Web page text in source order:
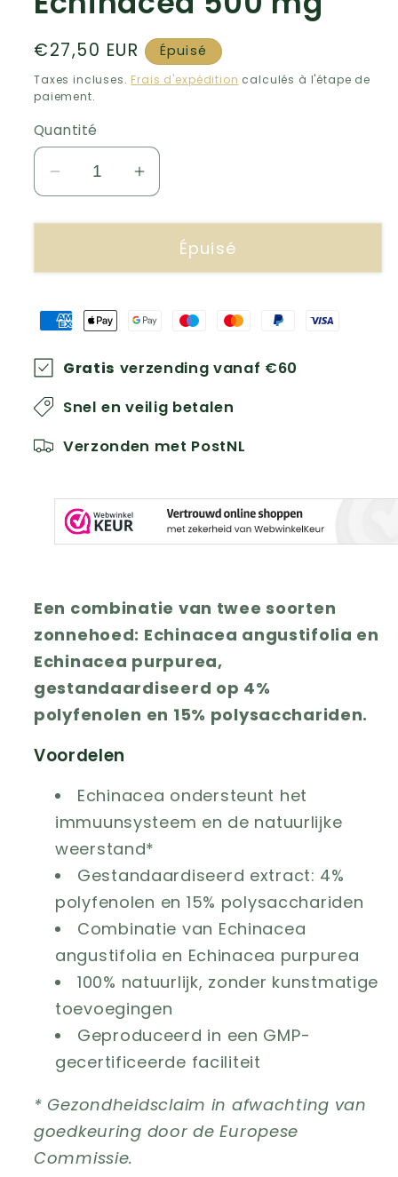
Prix
habituel
€27,50 EUR Épuisé
Taxes incluses. Frais d'expédition calculés à l'étape de
paiement.
Quantité
Réduire
quantité
Echinacea
mg
Augmenter
quantité
Echinacea
mg
Épuisé
Gratis verzending vanaf €60
Snel en veilig betalen
Verzonden met PostNL
Een combinatie van twee soorten
zonnehoed: Echinacea angustifolia en
Echinacea purpurea,
gestandaardiseerd op 4%
polyfenolen en 15% polysacchariden.
Voordelen
Echinacea ondersteunt het
immuunsysteem en de natuurlijke
weerstand*
Gestandaardiseerd extract: 4%
polyfenolen en 15% polysacchariden
Combinatie van Echinacea
angustifolia en Echinacea purpurea
100% natuurlijk, zonder kunstmatige
toevoegingen
Geproduceerd in een GMP-
gecertificeerde faciliteit
* Gezondheidsclaim in afwachting van
goedkeuring door de Europese
Commissie.